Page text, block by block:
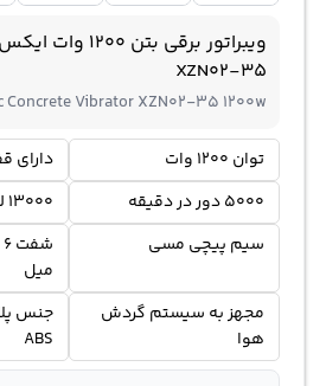
XZN02-35
Concrete Vibrator XZN02-35 1200w
توان 1200 وات
دارای
5000 دور در دقیقه
13000 لرزش در دقیقه
سیم پیچی مسی
میل
مجهز به سیستم گردش
هوا
جنس
ABS